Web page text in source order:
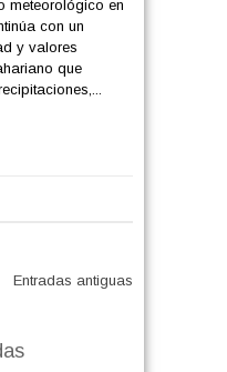
meteorológico en
con un
y valores
que
Entradas antiguas